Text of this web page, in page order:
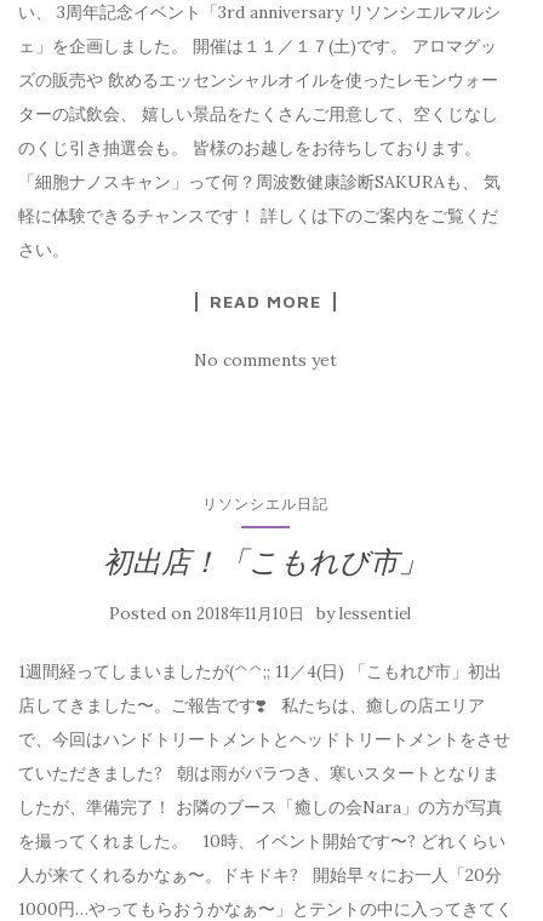
い、 3周年記念イベント「3rd anniversary リソンシエルマルシ
ェ」を企画しました。 開催は１１／１７(土)です。 アロマグッ
ズの販売や 飲めるエッセンシャルオイルを使ったレモンウォー
ターの試飲会、 嬉しい景品をたくさんご用意して、空くじなし
のくじ引き抽選会も。 皆様のお越しをお待ちしております。
「細胞ナノスキャン」って何？周波数健康診断SAKURAも、 気
軽に体験できるチャンスです！ 詳しくは下のご案内をご覧くだ
さい。
READ MORE
No comments yet
リソンシエル日記
初出店！「こもれび市」
Posted on 2018年11月10日 bylessentiel
1週間経ってしまいましたが(^^;; 11／4(日) 「こもれび市」初出
店してきました〜。ご報告です❣️ 私たちは、癒しの店エリア
で、今回はハンドトリートメントとヘッドトリートメントをさせ
ていただきました? 朝は雨がパラつき、寒いスタートとなりま
したが、準備完了！ お隣のブース「癒しの会Nara」の方が写真
を撮ってくれました。 10時、イベント開始です〜? どれくらい
人が来てくれるかなぁ〜。ドキドキ? 開始早々にお一人「20分
1000円…やってもらおうかなぁ〜」とテントの中に入ってきてく